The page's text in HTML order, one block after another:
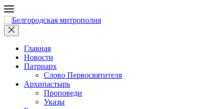
Главная
Новости
Патриарх
Слово Первосвятителя
Архипастырь
Проповеди
Указы